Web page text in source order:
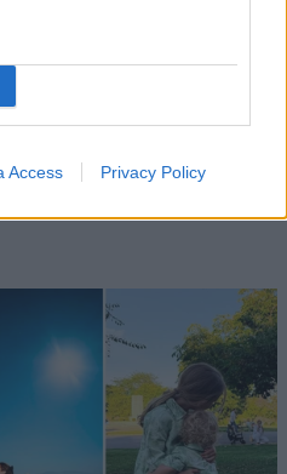
Access Privacy Policy
το επανω!
0